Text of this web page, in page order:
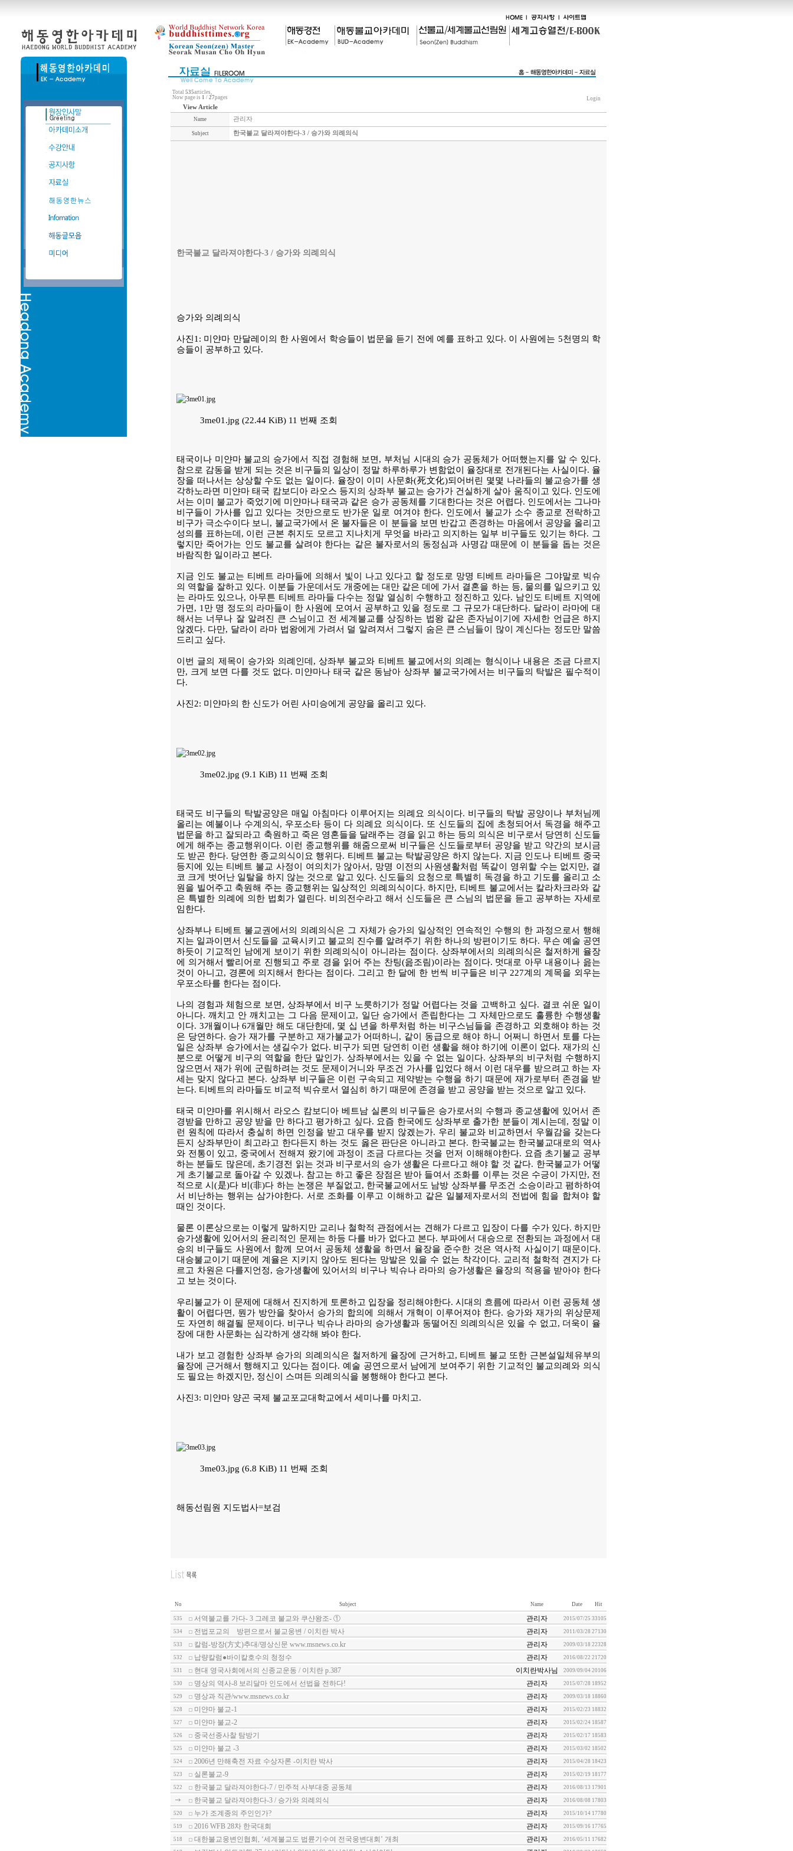
Total 535articles,
Now page is 1 / 27pages Login
View Article
Name 관리자
Subject 한국불교 달라져야한다-3 / 승가와 의례의식
한국불교 달라져야한다-3 / 승가와 의례의식
승가와 의례의식
사진1: 미얀마 만달레이의 한 사원에서 학승들이 법문을 듣기 전에 예를 표하고 있다. 이 사원에는 5천명의 학
승들이 공부하고 있다.
3me01.jpg (22.44 KiB) 11 번째 조회
태국이나 미얀마 불교의 승가에서 직접 경험해 보면, 부처님 시대의 승가 공동체가 어떠했는지를 알 수 있다.
참으로 감동을 받게 되는 것은 비구들의 일상이 정말 하루하루가 변함없이 율장대로 전개된다는 사실이다. 율
장을 떠나서는 상상할 수도 없는 일이다. 율장이 이미 사문화(死文化)되어버린 몇몇 나라들의 불교승가를 생
각하노라면 미얀마 태국 캄보디아 라오스 등지의 상좌부 불교는 승가가 건실하게 살아 움직이고 있다. 인도에
서는 이미 불교가 죽었기에 미얀마나 태국과 같은 승가 공동체를 기대한다는 것은 어렵다. 인도에서는 그나마
비구들이 가사를 입고 있다는 것만으로도 반가운 일로 여겨야 한다. 인도에서 불교가 소수 종교로 전락하고
비구가 극소수이다 보니, 불교국가에서 온 불자들은 이 분들을 보면 반갑고 존경하는 마음에서 공양을 올리고
성의를 표하는데, 이런 근본 취지도 모르고 지나치게 무엇을 바라고 의지하는 일부 비구들도 있기는 하다. 그
렇지만 죽어가는 인도 불교를 살려야 한다는 같은 불자로서의 동정심과 사명감 때문에 이 분들을 돕는 것은
바람직한 일이라고 본다.
지금 인도 불교는 티베트 라마들에 의해서 빛이 나고 있다고 할 정도로 망명 티베트 라마들은 그야말로 빅슈
의 역할을 잘하고 있다. 이분들 가운데서도 개중에는 대만 같은 데에 가서 결혼을 하는 등, 물의를 일으키고 있
는 라마도 있으나, 아무튼 티베트 라마들 다수는 정말 열심히 수행하고 정진하고 있다. 남인도 티베트 지역에
가면, 1만 명 정도의 라마들이 한 사원에 모여서 공부하고 있을 정도로 그 규모가 대단하다. 달라이 라마에 대
해서는 너무나 잘 알려진 큰 스님이고 전 세계불교를 상징하는 법왕 같은 존자님이기에 자세한 언급은 하지
않겠다. 다만, 달라이 라마 법왕에게 가려서 덜 알려져서 그렇지 숨은 큰 스님들이 많이 계신다는 정도만 말씀
드리고 싶다.
이번 글의 제목이 승가와 의례인데, 상좌부 불교와 티베트 불교에서의 의례는 형식이나 내용은 조금 다르지
만, 크게 보면 다를 것도 없다. 미얀마나 태국 같은 동남아 상좌부 불교국가에서는 비구들의 탁발은 필수적이
다.
사진2: 미얀마의 한 신도가 어린 사미승에게 공양을 올리고 있다.
3me02.jpg (9.1 KiB) 11 번째 조회
태국도 비구들의 탁발공양은 매일 아침마다 이루어지는 의례요 의식이다. 비구들의 탁발 공양이나 부처님께
올리는 예불이나 수계의식, 우포소타 등이 다 의례요 의식이다. 또 신도들의 집에 초청되어서 독경을 해주고
법문을 하고 잘되라고 축원하고 죽은 영혼들을 달래주는 경을 읽고 하는 등의 의식은 비구로서 당연히 신도들
에게 해주는 종교행위이다. 이런 종교행위를 해줌으로써 비구들은 신도들로부터 공양을 받고 약간의 보시금
도 받곤 한다. 당연한 종교의식이요 행위다. 티베트 불교는 탁발공양은 하지 않는다. 지금 인도나 티베트 중국
등지에 있는 티베트 불교 사정이 여의치가 않아서, 망명 이전의 사원생활처럼 똑같이 영위할 수는 없지만, 결
코 크게 벗어난 일탈을 하지 않는 것으로 알고 있다. 신도들의 요청으로 특별히 독경을 하고 기도를 올리고 소
원을 빌어주고 축원해 주는 종교행위는 일상적인 의례의식이다. 하지만, 티베트 불교에서는 칼라차크라와 같
은 특별한 의례에 의한 법회가 열린다. 비의전수라고 해서 신도들은 큰 스님의 법문을 듣고 공부하는 자세로
임한다.
상좌부나 티베트 불교권에서의 의례의식은 그 자체가 승가의 일상적인 연속적인 수행의 한 과정으로서 행해
지는 일과이면서 신도들을 교육시키고 불교의 진수를 알려주기 위한 하나의 방편이기도 하다. 무슨 예술 공연
하듯이 기교적인 남에게 보이기 위한 의례의식이 아니라는 점이다. 상좌부에서의 의례의식은 철저하게 율장
에 의거해서 빨리어로 진행되고 주로 경을 읽어 주는 찬팅(읊조림)이라는 점이다. 멋대로 아무 내용이나 읊는
것이 아니고, 경론에 의지해서 한다는 점이다. 그리고 한 달에 한 번씩 비구들은 비구 227계의 계목을 외우는
우포소타를 한다는 점이다.
나의 경험과 체험으로 보면, 상좌부에서 비구 노릇하기가 정말 어렵다는 것을 고백하고 싶다. 결코 쉬운 일이
아니다. 깨치고 안 깨치고는 그 다음 문제이고, 일단 승가에서 존립한다는 그 자체만으로도 훌륭한 수행생활
이다. 3개월이나 6개월만 해도 대단한데, 몇 십 년을 하루처럼 하는 비구스님들을 존경하고 외호해야 하는 것
은 당연하다. 승가 재가를 구분하고 재가불교가 어떠하니, 같이 동급으로 해야 하니 어쩌니 하면서 토를 다는
일은 상좌부 승가에서는 생길수가 없다. 비구가 되면 당연히 이런 생활을 해야 하기에 이론이 없다. 재가의 신
분으로 어떻게 비구의 역할을 한단 말인가. 상좌부에서는 있을 수 없는 일이다. 상좌부의 비구처럼 수행하지
않으면서 재가 위에 군림하려는 것도 문제이거니와 무조건 가사를 입었다 해서 이런 대우를 받으려고 하는 자
세는 맞지 않다고 본다. 상좌부 비구들은 이런 구속되고 제약받는 수행을 하기 때문에 재가로부터 존경을 받
는다. 티베트의 라마들도 비교적 빅슈로서 열심히 하기 때문에 존경을 받고 공양을 받는 것으로 알고 있다.
태국 미얀마를 위시해서 라오스 캄보디아 베트남 실론의 비구들은 승가로서의 수행과 종교생활에 있어서 존
경받을 만하고 공양 받을 만 하다고 평가하고 싶다. 요즘 한국에도 상좌부로 출가한 분들이 계시는데, 정말 이
런 원칙에 따라서 충실히 하면 인정을 받고 대우를 받지 않겠는가. 우리 불교와 비교하면서 우월감을 갖는다
든지 상좌부만이 최고라고 한다든지 하는 것도 옳은 판단은 아니라고 본다. 한국불교는 한국불교대로의 역사
와 전통이 있고, 중국에서 전해져 왔기에 과정이 조금 다르다는 것을 먼저 이해해야한다. 요즘 초기불교 공부
하는 분들도 많은데, 초기경전 읽는 것과 비구로서의 승가 생활은 다르다고 해야 할 것 같다. 한국불교가 어떻
게 초기불교로 돌아갈 수 있겠나. 참고는 하고 좋은 장점은 받아 들여서 조화를 이루는 것은 수긍이 가지만, 전
적으로 시(是)다 비(非)다 하는 논쟁은 부질없고, 한국불교에서도 남방 상좌부를 무조건 소승이라고 폄하하여
서 비난하는 행위는 삼가야한다. 서로 조화를 이루고 이해하고 같은 일불제자로서의 전법에 힘을 합쳐야 할
때인 것이다.
물론 이론상으로는 이렇게 말하지만 교리나 철학적 관점에서는 견해가 다르고 입장이 다를 수가 있다. 하지만
승가생활에 있어서의 윤리적인 문제는 하등 다를 바가 없다고 본다. 부파에서 대승으로 전환되는 과정에서 대
승의 비구들도 사원에서 함께 모여서 공동체 생활을 하면서 율장을 준수한 것은 역사적 사실이기 때문이다.
대승불교이기 때문에 계율은 지키지 않아도 된다는 망발은 있을 수 없는 착각이다. 교리적 철학적 견지가 다
르고 차원은 다를지언정, 승가생활에 있어서의 비구나 빅슈나 라마의 승가생활은 율장의 적용을 받아야 한다
고 보는 것이다.
우리불교가 이 문제에 대해서 진지하게 토론하고 입장을 정리해야한다. 시대의 흐름에 따라서 이런 공동체 생
활이 어렵다면, 뭔가 방안을 찾아서 승가의 합의에 의해서 개혁이 이루어져야 한다. 승가와 재가의 위상문제
도 자연히 해결될 문제이다. 비구나 빅슈나 라마의 승가생활과 동떨어진 의례의식은 있을 수 없고, 더욱이 율
장에 대한 사문화는 심각하게 생각해 봐야 한다.
내가 보고 경험한 상좌부 승가의 의례의식은 철저하게 율장에 근거하고, 티베트 불교 또한 근본설일체유부의
율장에 근거해서 행해지고 있다는 점이다. 예술 공연으로서 남에게 보여주기 위한 기교적인 불교의례와 의식
도 필요는 하겠지만, 정신이 스며든 의례의식을 봉행해야 한다고 본다.
사진3: 미얀마 양곤 국제 불교포교대학교에서 세미나를 마치고.
3me03.jpg (6.8 KiB) 11 번째 조회
해동선림원 지도법사=보검
No Subject Name Date Hit
535 서역불교를 가다- 3 그레코 불교와 쿠샨왕조- ① 관리자 2015/07/25 33105
534 전법포교의 방편으로서 불교웅변 / 이치란 박사 관리자 2011/03/28 27130
533 칼럼-방장(方丈)추대/명상신문 www.msnews.co.kr 관리자 2009/03/18 22328
532 납량칼럼●바이칼호수의 청정수 관리자 2016/08/22 21720
531 현대 영국사회에서의 신종교운동 / 이치란 p.387 이치란박사님 2009/09/04 20106
530 명상의 역사-8 보리달마 인도에서 선법을 전하다! 관리자 2015/07/28 18952
529 명상과 직관/www.msnews.co.kr 관리자 2009/03/18 18860
528 미얀마 불교-1 관리자 2015/02/23 18832
527 미얀마 불교-2 관리자 2015/02/24 18587
526 중국선종사찰 탐방기 관리자 2015/02/17 18583
525 미얀마 불교 -3 관리자 2015/03/02 18502
524 2006년 만해축전 자료 수상자론 -이치란 박사 관리자 2015/04/28 18423
523 실론불교-9 관리자 2015/02/19 18177
522 한국불교 달라져야한다-7 / 민주적 사부대중 공동체 관리자 2016/08/13 17901
한국불교 달라져야한다-3 / 승가와 의례의식 관리자 2016/08/08 17803
520 누가 조계종의 주인인가? 관리자 2015/10/14 17780
519 2016 WFB 28차 한국대회 관리자 2015/09/16 17765
518 대한불교웅변인협회, ‘세계불교도 법륜기수여 전국웅변대회’ 개최 관리자 2016/05/11 17682